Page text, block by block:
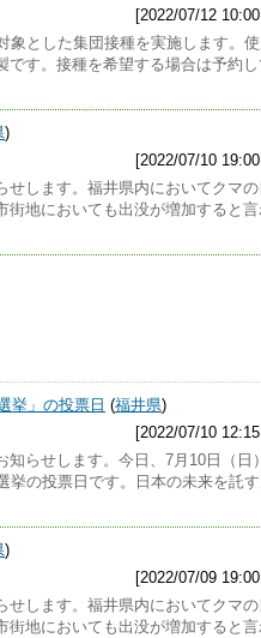
[2022/07/12
象とした集団接種を実施します。
です。接種を希望する場合は予約
)
[2022/07/10
せします。福井県内においてクマ
街地においても出没が増加すると
挙」の投票日 (福井県)
[2022/07/10
知らせします。今日、7月10日（日
挙の投票日です。日本の未来を託
)
[2022/07/09
せします。福井県内においてクマ
街地においても出没が増加すると